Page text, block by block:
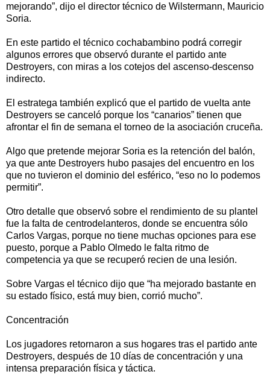
mejorando”, dijo el director técnico de Wilstermann, Mauricio
Soria.
En este partido el técnico cochabambino podrá corregir
algunos errores que observó durante el partido ante
Destroyers, con miras a los cotejos del ascenso-descenso
indirecto.
El estratega también explicó que el partido de vuelta ante
Destroyers se canceló porque los “canarios” tienen que
afrontar el fin de semana el torneo de la asociación cruceña.
Algo que pretende mejorar Soria es la retención del balón,
ya que ante Destroyers hubo pasajes del encuentro en los
que no tuvieron el dominio del esférico, “eso no lo podemos
permitir”.
Otro detalle que observó sobre el rendimiento de su plantel
fue la falta de centrodelanteros, donde se encuentra sólo
Carlos Vargas, porque no tiene muchas opciones para ese
puesto, porque a Pablo Olmedo le falta ritmo de
competencia ya que se recuperó recien de una lesión.
Sobre Vargas el técnico dijo que “ha mejorado bastante en
su estado físico, está muy bien, corrió mucho”.
Concentración
Los jugadores retornaron a sus hogares tras el partido ante
Destroyers, después de 10 días de concentración y una
intensa preparación física y táctica.